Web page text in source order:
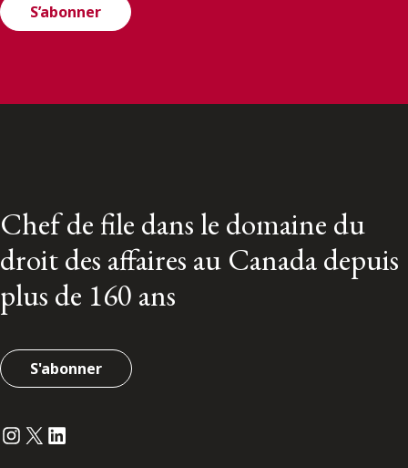
S’abonner
Chef de file dans le domaine du
droit des affaires au Canada depuis
plus de 160 ans
S'abonner
Instagram
Twitter
LinkedIn